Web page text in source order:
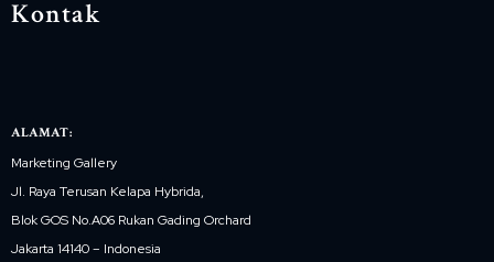
Kontak
ALAMAT:
Marketing Gallery
Jl. Raya Terusan Kelapa Hybrida,
Blok GOS No.A06 Rukan Gading Orchard
Jakarta 14140 – Indonesia